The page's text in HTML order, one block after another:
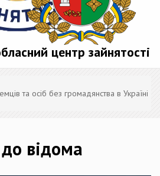
центр зайнятості
та осіб без громадянства в Україні
відома